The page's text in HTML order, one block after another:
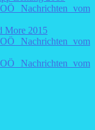
Nachrichten vom
More 2015
Nachrichten vom
Nachrichten vom